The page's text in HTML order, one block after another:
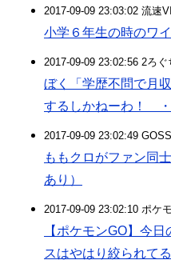
2017-09-09 23:03:02 流速
小学６年生の時のワ
2017-09-09 23:02:56 2ろ
ぼく「学歴不問で月
するしかねーわ！ ・
2017-09-09 23:02:49
ももクロがファン同
あり）
2017-09-09 23:02:10 ポケ
【ポケモンGO】今
スはやはり絞られて